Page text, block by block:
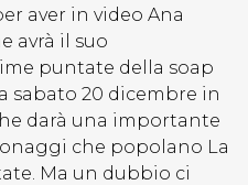
aver in video Ana
avrà il suo
puntate della soap
sabato 20 dicembre in
darà una importante
che popolano La
Ma un dubbio ci